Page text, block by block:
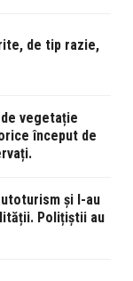
de tip razie,
vegetație
început de
și l-au
Polițiștii au